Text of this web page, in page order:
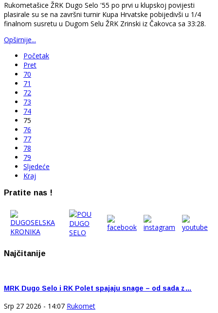
Rukometašice ŽRK Dugo Selo '55 po prvi u klupskoj povijesti
plasirale su se na završni turnir Kupa Hrvatske pobijedivši u 1/4
finalnom susretu u Dugom Selu ŽRK Zrinski iz Čakovca sa 33:28.
Opširnije...
Početak
Pret
70
71
72
73
74
75
76
77
78
79
Sljedeće
Kraj
Pratite nas !
Najčitanije
MRK Dugo Selo i RK Polet spajaju snage – od sada z…
Srp 27 2026 - 14:07 Rukomet